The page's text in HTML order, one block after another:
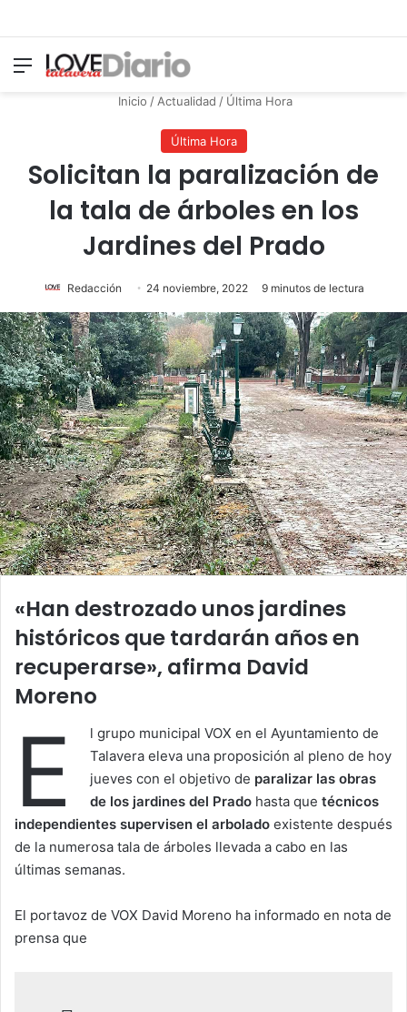
Menú
Inicio /Actualidad / Última Hora
Última Hora
Solicitan la paralización de
la tala de árboles en los
Jardines del Prado
Redacción 24 noviembre, 2022 9 minutos de lectura
«Han destrozado unos jardines
históricos que tardarán años en
recuperarse», afirma David
Moreno
E
l grupo municipal VOX en el Ayuntamiento de
Talavera eleva una proposición al pleno de hoy
jueves con el objetivo de paralizar las obras
de los jardines del Prado hasta que técnicos
independientes supervisen el arbolado existente después
de la numerosa tala de árboles llevada a cabo en las
últimas semanas.
El portavoz de VOX David Moreno ha informado en nota de
prensa que